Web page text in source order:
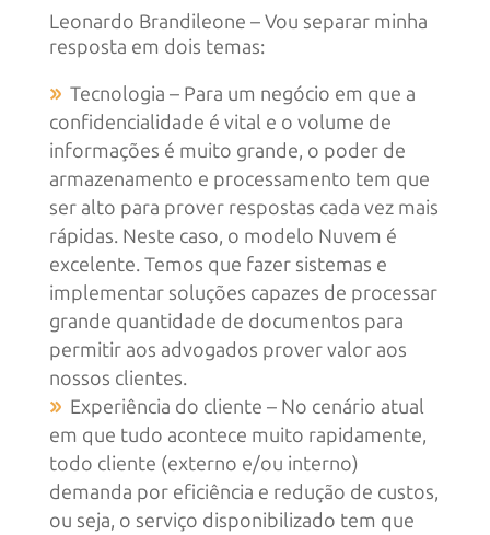
Leonardo Brandileone – Vou separar minha
resposta em dois temas:
Tecnologia – Para um negócio em que a
confidencialidade é vital e o volume de
informações é muito grande, o poder de
armazenamento e processamento tem que
ser alto para prover respostas cada vez mais
rápidas. Neste caso, o modelo Nuvem é
excelente. Temos que fazer sistemas e
implementar soluções capazes de processar
grande quantidade de documentos para
permitir aos advogados prover valor aos
nossos clientes.
Experiência do cliente – No cenário atual
em que tudo acontece muito rapidamente,
todo cliente (externo e/ou interno)
demanda por eficiência e redução de custos,
ou seja, o serviço disponibilizado tem que